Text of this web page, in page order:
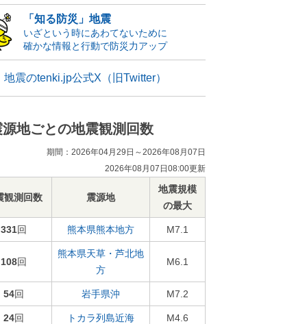
「知る防災」地震
いざという時にあわてないために
確かな情報と行動で防災力アップ
地震のtenki.jp公式X（旧Twitter）
源地ごとの地震観測回数
期間：2026年04月29日～2026年08月07日
2026年08月07日08:00更新
観測回数 震源地
地震規模
の最大
331回 熊本県熊本地方 M7.1
108回
熊本県天草・芦北地
方
M6.1
54回 岩手県沖 M7.2
24回 トカラ列島近海 M4.6